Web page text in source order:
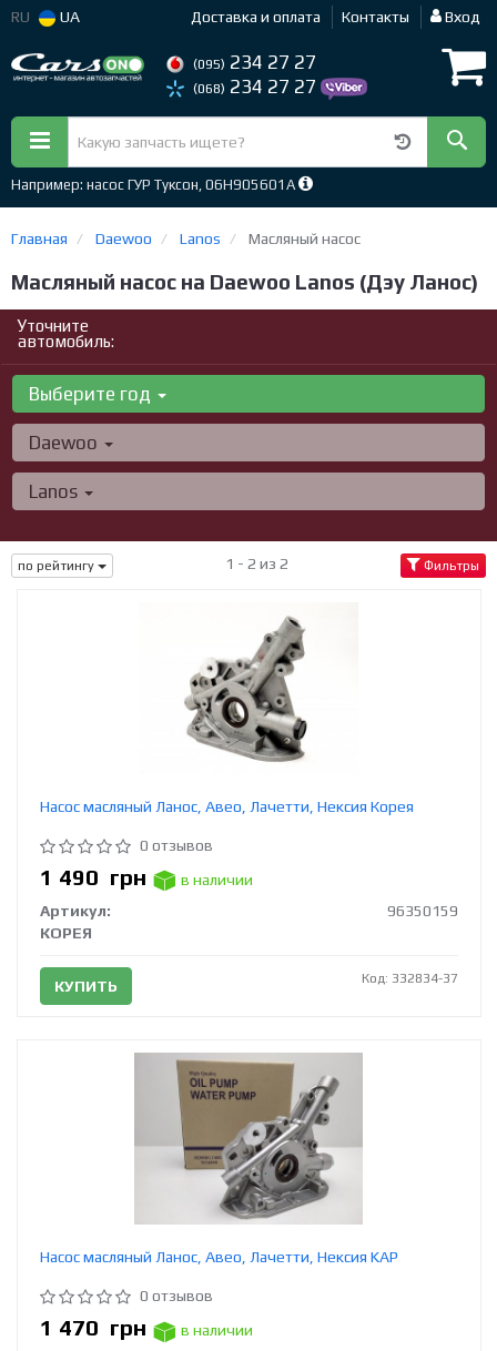
RU UA Доставка и оплата Контакты Вход
(095) 234 27 27
(068) 234 27 27
Например: насос ГУР Туксон, 06H905601A
Главная Daewoo Lanos Масляный насос
Масляный насос на Daewoo Lanos (Дэу Ланос)
Уточните
автомобиль:
Выберите год
Daewoo
Lanos
по рейтингу 1 - 2 из 2 Фильтры
Насос масляный Ланос, Авео, Лачетти, Нексия Корея
0 отзывов
1 490 грн
в наличии
Артикул:
96350159
КОРЕЯ
КУПИТЬ Код: 332834-37
Насос масляный Ланос, Авео, Лачетти, Нексия KAP
0 отзывов
1 470 грн
в наличии